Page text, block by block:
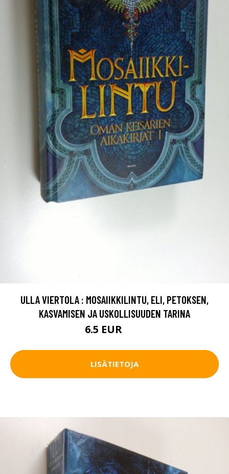
ULLA VIERTOLA : MOSAIIKKILINTU, ELI, PETOKSEN,
KASVAMISEN JA USKOLLISUUDEN TARINA
6.5 EUR
LISÄTIETOJA